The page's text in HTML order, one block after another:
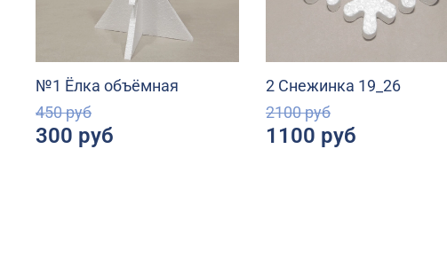
№1 Ёлка объёмная
450 руб
300 руб
2 Снежинка 19_26
2100 руб
1100 руб